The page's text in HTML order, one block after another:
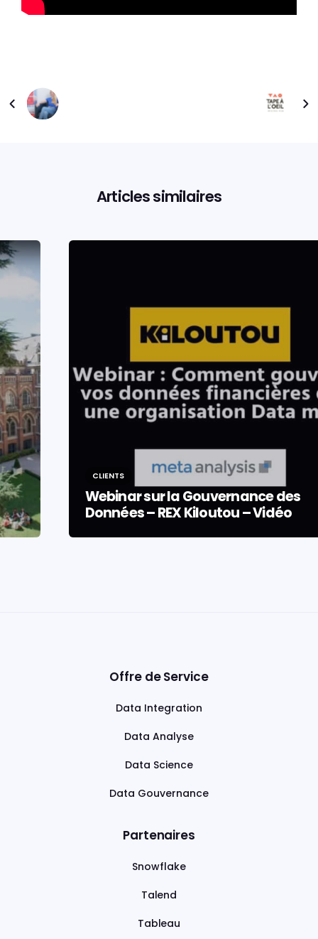
Articles similaires
CLIENTS
Webinar sur la Gouvernance des
Données – REX Kiloutou – Vidéo
Offre de Service
Data Integration
Data Analyse
Data Science
Data Gouvernance
Partenaires
Snowflake
Talend
Tableau